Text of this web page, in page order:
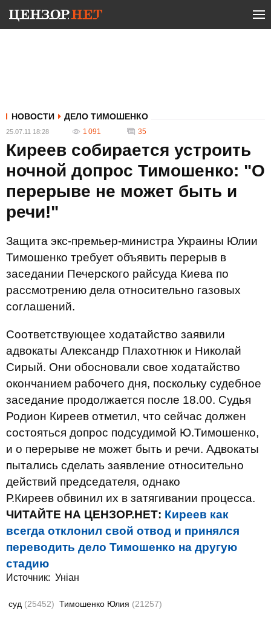
НОВОСТИ ДЕЛО ТИМОШЕНКО
25.07.11 18:28 1 091 35
Киреев собирается устроить
ночной допрос Тимошенко: "О
перерыве не может быть и
речи!"
Защита экс-премьер-министра Украины Юлии
Тимошенко требует объявить перерыв в
заседании Печерского райсуда Киева по
рассмотрению дела относительно газовых
соглашений.
Соответствующее ходатайство заявили
адвокаты Александр Плахотнюк и Николай
Сирый. Они обосновали свое ходатайство
окончанием рабочего дня, поскольку судебное
заседание продолжается после 18.00. Судья
Родион Киреев отметил, что сейчас должен
состояться допрос подсудимой Ю.Тимошенко,
и о перерыве не может быть и речи. Адвокаты
пытались сделать заявление относительно
действий председателя, однако
Р.Киреев обвинил их в затягивании процесса.
ЧИТАЙТЕ НА ЦЕНЗОР.НЕТ: Киреев как
всегда отклонил свой отвод и принялся
переводить дело Тимошенко на другую
стадию
Источник: Уніан
суд (25452) Тимошенко Юлия (21257)